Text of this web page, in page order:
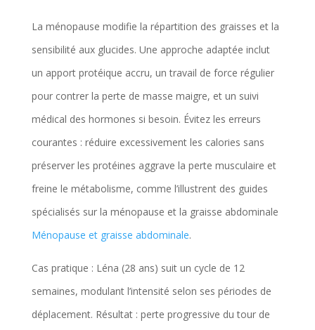
La ménopause modifie la répartition des graisses et la
sensibilité aux glucides. Une approche adaptée inclut
un apport protéique accru, un travail de force régulier
pour contrer la perte de masse maigre, et un suivi
médical des hormones si besoin. Évitez les erreurs
courantes : réduire excessivement les calories sans
préserver les protéines aggrave la perte musculaire et
freine le métabolisme, comme l’illustrent des guides
spécialisés sur la ménopause et la graisse abdominale
Ménopause et graisse abdominale.
Cas pratique : Léna (28 ans) suit un cycle de 12
semaines, modulant l’intensité selon ses périodes de
déplacement. Résultat : perte progressive du tour de